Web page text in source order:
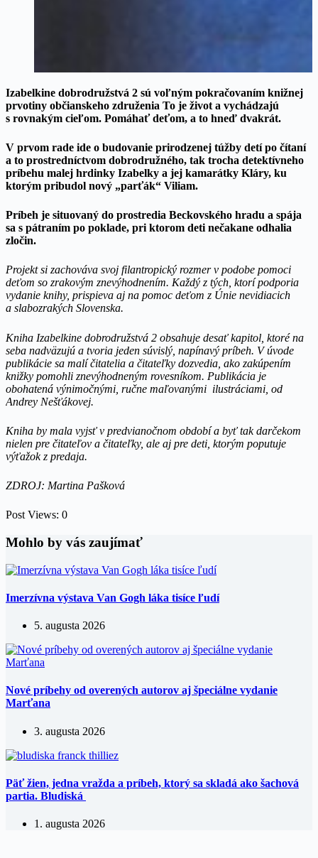
Izabelkine dobrodružstvá 2 sú voľným pokračovaním knižnej
prvotiny občianskeho združenia To je život a vychádzajú
s rovnakým cieľom. Pomáhať deťom, a to hneď dvakrát.
V prvom rade ide o budovanie prirodzenej túžby detí po čítaní
a to prostredníctvom dobrodružného, tak trocha detektívneho
príbehu malej hrdinky Izabelky a jej kamarátky Kláry, ku
ktorým pribudol nový „parťák“ Viliam.
Príbeh je situovaný do prostredia Beckovského hradu a spája
sa s pátraním po poklade, pri ktorom deti nečakane odhalia
zločin.
Projekt si zachováva svoj filantropický rozmer v podobe pomoci
deťom so zrakovým znevýhodnením. Každý z tých, ktorí podporia
vydanie knihy, prispieva aj na pomoc deťom z Únie nevidiacich
a slabozrakých Slovenska.
Kniha Izabelkine dobrodružstvá 2 obsahuje desať kapitol, ktoré na
seba nadväzujú a tvoria jeden súvislý, napínavý príbeh. V úvode
publikácie sa malí čitatelia a čitateľky dozvedia, ako zakúpením
knižky pomohli znevýhodneným rovesníkom. Publikácia je
obohatená výnimočnými, ručne maľovanými ilustráciami, od
Andrey Nešťákovej.
Kniha by mala vyjsť v predvianočnom období a byť tak darčekom
nielen pre čitateľov a čitateľky, ale aj pre deti, ktorým poputuje
výťažok z predaja.
ZDROJ: Martina Pašková
Post Views: 0
Mohlo by vás zaujímať
Imerzívna výstava Van Gogh láka tisíce ľudí
5. augusta 2026
Nové príbehy od overených autorov aj špeciálne vydanie
Marťana
3. augusta 2026
Päť žien, jedna vražda a príbeh, ktorý sa skladá ako šachová
partia. Bludiská
1. augusta 2026